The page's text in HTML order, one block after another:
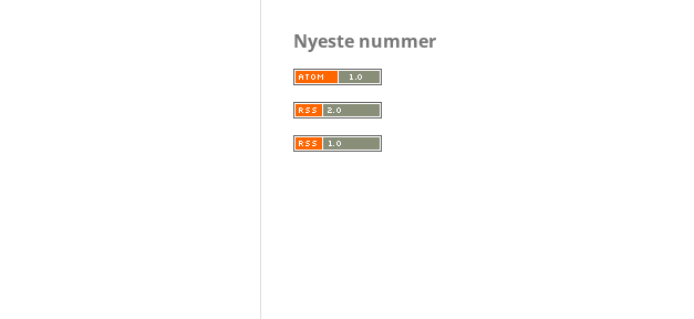
Nyeste nummer